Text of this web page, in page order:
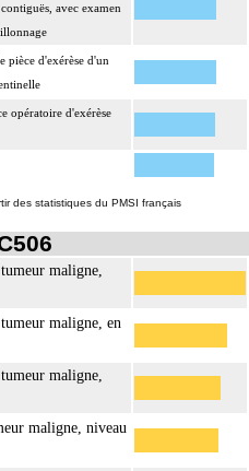
avec examen
pièce d'exérèse d'un
opératoire d'exérèse
des statistiques du PMSI français
maligne,
maligne, en
maligne,
maligne, niveau